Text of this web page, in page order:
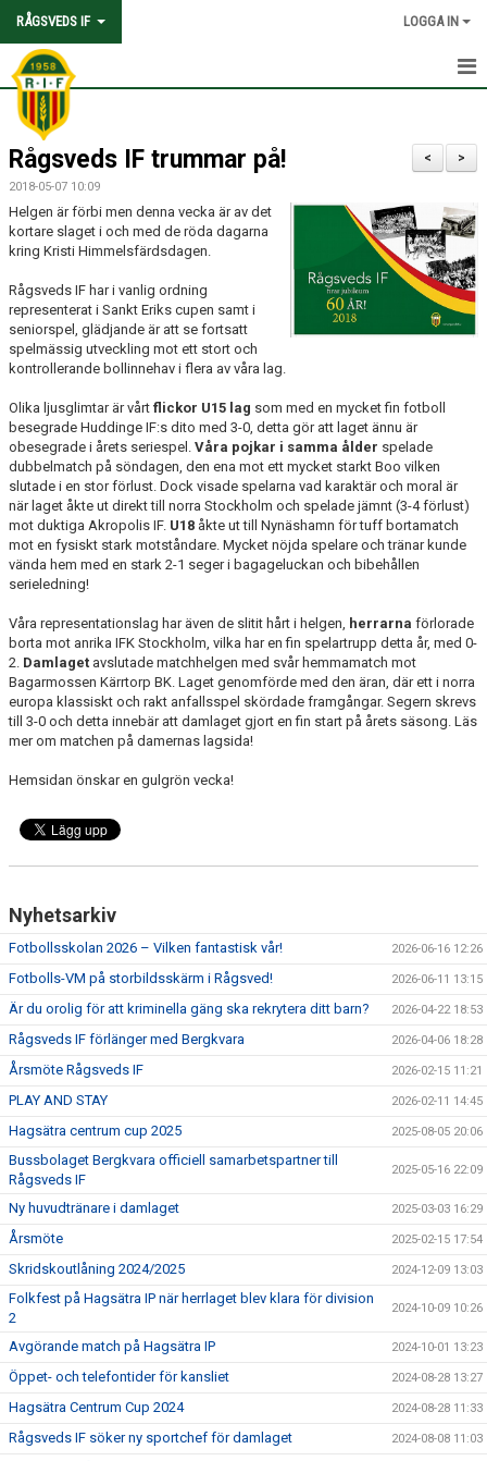
RÅGSVEDS IF LOGGA IN
HEM
KONTAKT
OM FÖRENINGEN
AVGIFTER
TRYGGHET OCH VÄRDEGRUND
KNATTEFOTBOLLSSKOLA
SKOLSAMARBETEN
SOCIAL HÅLLBARHET
TRÄNINGSKLÄDER
RÅGSVEDS IF I MEDIA
FONDER
>
<
Rågsveds IF trummar på!
2018-05-07 10:09
Helgen är förbi men denna vecka är av det
kortare slaget i och med de röda dagarna
kring Kristi Himmelsfärdsdagen.
Rågsveds IF har i vanlig ordning
representerat i Sankt Eriks cupen samt i
seniorspel, glädjande är att se fortsatt
spelmässig utveckling mot ett stort och
kontrollerande bollinnehav i flera av våra lag.
Olika ljusglimtar är vårt flickor U15 lag som med en mycket fin fotboll
besegrade Huddinge IF:s dito med 3-0, detta gör att laget ännu är
obesegrade i årets seriespel. Våra pojkar i samma ålder spelade
dubbelmatch på söndagen, den ena mot ett mycket starkt Boo vilken
slutade i en stor förlust. Dock visade spelarna vad karaktär och moral är
när laget åkte ut direkt till norra Stockholm och spelade jämnt (3-4 förlust)
mot duktiga Akropolis IF. U18 åkte ut till Nynäshamn för tuff bortamatch
mot en fysiskt stark motståndare. Mycket nöjda spelare och tränar kunde
vända hem med en stark 2-1 seger i bagageluckan och bibehållen
serieledning!
Våra representationslag har även de slitit hårt i helgen, herrarna förlorade
borta mot anrika IFK Stockholm, vilka har en fin spelartrupp detta år, med 0-
2. Damlaget avslutade matchhelgen med svår hemmamatch mot
Bagarmossen Kärrtorp BK. Laget genomförde med den äran, där ett i norra
europa klassiskt och rakt anfallsspel skördade framgångar. Segern skrevs
till 3-0 och detta innebär att damlaget gjort en fin start på årets säsong. Läs
mer om matchen på damernas lagsida!
Hemsidan önskar en gulgrön vecka!
Nyhetsarkiv
Fotbollsskolan 2026 – Vilken fantastisk vår! 2026-06-16 12:26
Fotbolls-VM på storbildsskärm i Rågsved! 2026-06-11 13:15
Är du orolig för att kriminella gäng ska rekrytera ditt barn? 2026-04-22 18:53
Rågsveds IF förlänger med Bergkvara 2026-04-06 18:28
Årsmöte Rågsveds IF 2026-02-15 11:21
PLAY AND STAY 2026-02-11 14:45
Hagsätra centrum cup 2025 2025-08-05 20:06
Bussbolaget Bergkvara officiell samarbetspartner till
Rågsveds IF
2025-05-16 22:09
Ny huvudtränare i damlaget 2025-03-03 16:29
Årsmöte 2025-02-15 17:54
Skridskoutlåning 2024/2025 2024-12-09 13:03
Folkfest på Hagsätra IP när herrlaget blev klara för division
2
2024-10-09 10:26
Avgörande match på Hagsätra IP 2024-10-01 13:23
Öppet- och telefontider för kansliet 2024-08-28 13:27
Hagsätra Centrum Cup 2024 2024-08-28 11:33
Rågsveds IF söker ny sportchef för damlaget 2024-08-08 11:03